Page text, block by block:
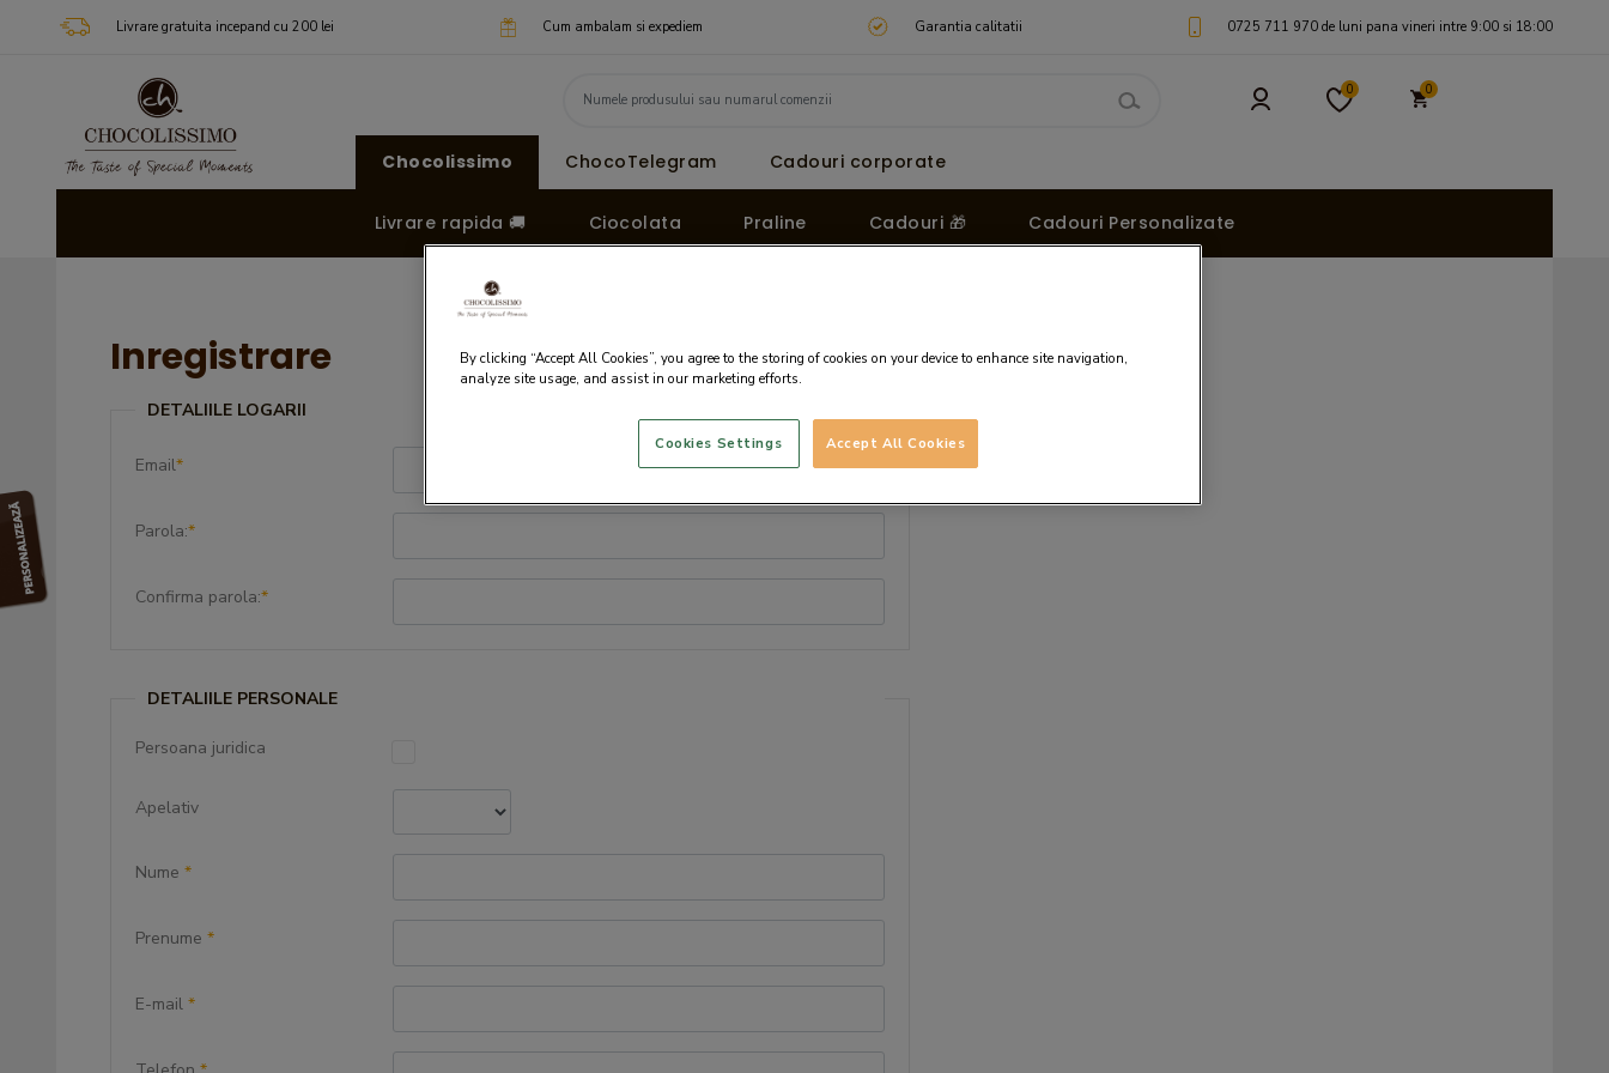
Livrare gratuita incepand cu 200 lei Cum ambalam si expediem Garantia calitatii 0725 711 970 de luni pana vineri intre 9:00 si 18:00
0 0
Chocolissimo ChocoTelegram Cadouri corporate
Livrare rapida 🚚 Ciocolata Praline Cadouri 🎁 Cadouri Personalizate
Inregistrare
DETALIILE LOGARII
Email*
Parola:*
Confirma parola:*
DETALIILE PERSONALE
Persoana juridica
Apelativ
Nume *
Prenume *
E-mail *
By clicking “Accept All Cookies”, you agree to the storing of cookies on your device to enhance site navigation,
analyze site usage, and assist in our marketing efforts.
Accept All Cookies
Cookies Settings